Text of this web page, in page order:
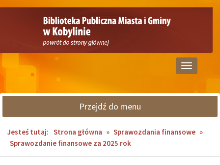
Przełącz
nawigację
Przejdź do menu
Jesteś tutaj: Strona główna » Sprawozdania finansowe »
Sprawozdanie finansowe za 2025 rok